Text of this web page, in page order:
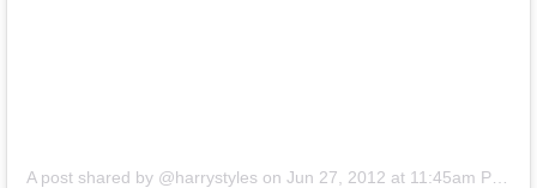
A post shared by @harrystyles on Jun 27, 2012 at 11:45am PDT